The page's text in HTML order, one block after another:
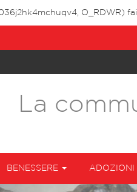
O_RDWR)
La
BENESSERE ADOZIONI